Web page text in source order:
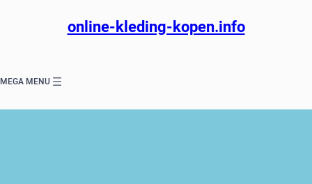
online-kleding-kopen.info
MEGA MENU